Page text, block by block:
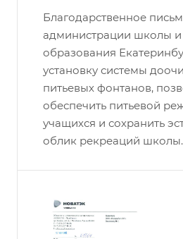
Благодарственное
администрации школы и
образования
установку системы
питьевых фонтанов,
обеспечить питьевой
учащихся и сохранить
облик рекреаций школы.